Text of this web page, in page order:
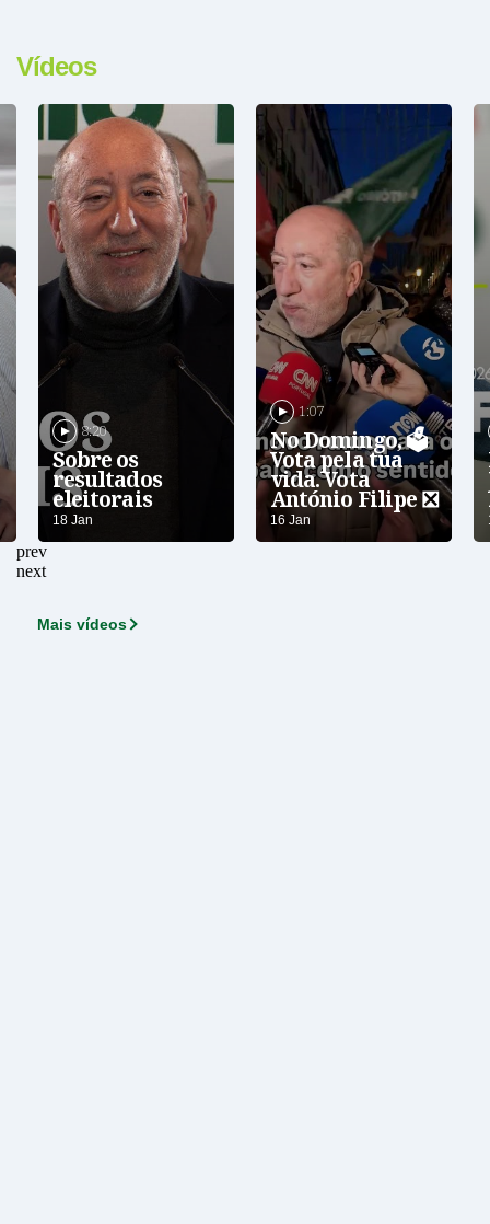
Vídeos
8:20
Sobre os
resultados
eleitorais
18 Jan
1:07
No Domingo, 🗳️
Vota pela tua
vida. Vota
António Filipe ❎
16 Jan
prev
next
Mais vídeos